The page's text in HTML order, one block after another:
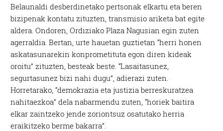
Belaunaldi desberdinetako pertsonak elkartu eta beren
bizipenak kontatu zituzten, transmisio ariketa bat egite
aldera. Ondoren, Ordiziako Plaza Nagusian egin zuten
agerraldia. Bertan, urte hauetan guztietan “herri honen
askatasunarekin konprometituta egon diren kideak
oroitu” zituzten, besteak beste. “Lasaitasunez,
segurtasunez bizi nahi dugu”, adierazi zuten.
Horretarako, “demokrazia eta justizia berreskuratzea
nahitaezkoa” dela nabarmendu zuten, “horiek baitira
elkar zaintzeko jende zoriontsuz osatutako herria
eraikitzeko berme bakarra”.